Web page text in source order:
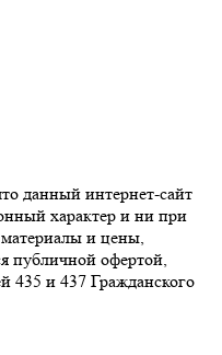
данный интернет-сайт
характер и ни при
и цены,
публичной офертой,
435 и 437 Гражданского